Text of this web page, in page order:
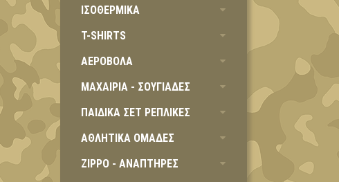
ΙΣΟΘΕΡΜΙΚΑ
T-SHIRTS
ΑΕΡΟΒΟΛΑ
ΜΑΧΑΙΡΙΑ - ΣΟΥΓΙΑΔΕΣ
ΠΑΙΔΙΚΑ ΣΕΤ ΡΕΠΛΙΚΕΣ
ΑΘΛΗΤΙΚΑ ΟΜΑΔΕΣ
ZIPPO - ΑΝΑΠΤΗΡΕΣ